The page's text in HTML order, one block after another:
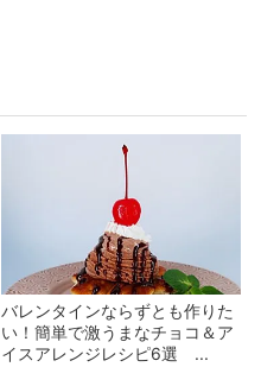
バレンタインならずとも作りた
い！簡単で激うまなチョコ＆ア
イスアレンジレシピ6選 ...